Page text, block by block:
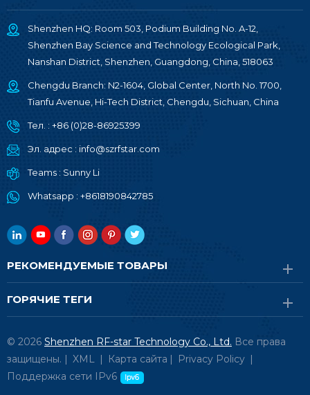
Shenzhen HQ: Room 503, Podium Building No. A-12,
Shenzhen Bay Science and Technology Ecological Park,
Nanshan District, Shenzhen, Guangdong, China, 518063
Chengdu Branch: N2-1604, Global Center, North No. 1700,
Tianfu Avenue, Hi-Tech District, Chengdu, Sichuan, China
Тел. : +86 (0)28-86925399
Эл. адрес : info@szrfstar.com
Teams : Sunny Li
Whatsapp : +8618190842785
РЕКОМЕНДУЕМЫЕ ТОВАРЫ
ГОРЯЧИЕ ТЕГИ
© 2026 Shenzhen RF-star Technology Co., Ltd. Все права
защищены. | XML | Карта сайта | Privacy Policy |
Поддержка сети IPv6